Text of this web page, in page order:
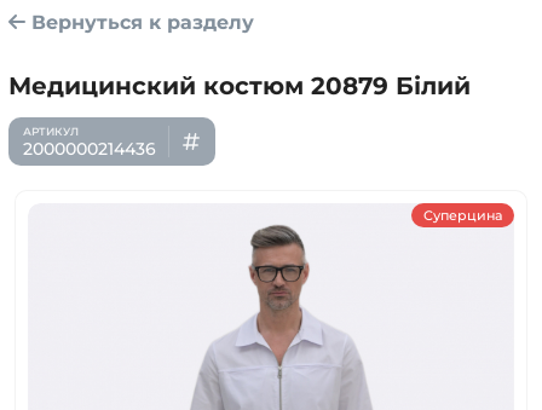
Вернуться к разделу
Медицинский костюм 20879 Білий
2000000214436
Суперцина